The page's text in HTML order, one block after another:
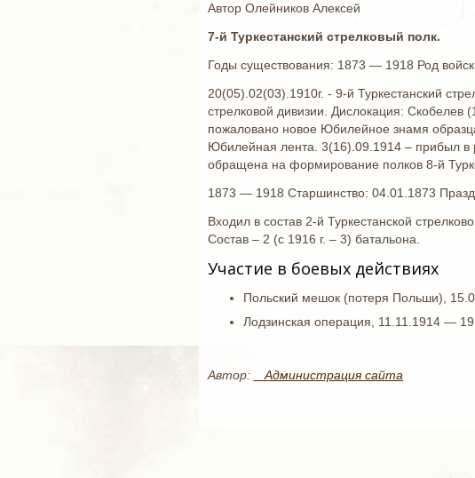
Автор Олейников Алексей
7-й Туркестанский стрелковый полк.
Годы существования: 1873 — 1918 Род
20(05).02(03).1910г. - 9-й Туркестанский
стрелковой дивизии. Дислокация: Скобелев
пожаловано новое Юбилейное знамя
Юбилейная лента. 3(16).09.1914 – прибыл в
обращена на формирование полков 8-й
1873 — 1918 Старшинство: 04.01.1873
Входил в состав 2-й Туркестанской
Состав – 2 (с 1916 г. – 3) батальона.
Участие в боевых действиях
Польский мешок (потеря Польши),
Лодзинская операция, 11.11.1914 —
Автор: _ Администрация сайта